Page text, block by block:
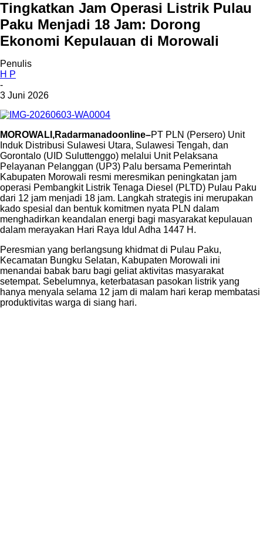
Tingkatkan Jam Operasi Listrik Pulau
Paku Menjadi 18 Jam: Dorong
Ekonomi Kepulauan di Morowali
Penulis
H P
-
3 Juni 2026
MOROWALI,Radarmanadoonline–PT PLN (Persero) Unit
Induk Distribusi Sulawesi Utara, Sulawesi Tengah, dan
Gorontalo (UID Suluttenggo) melalui Unit Pelaksana
Pelayanan Pelanggan (UP3) Palu bersama Pemerintah
Kabupaten Morowali resmi meresmikan peningkatan jam
operasi Pembangkit Listrik Tenaga Diesel (PLTD) Pulau Paku
dari 12 jam menjadi 18 jam. Langkah strategis ini merupakan
kado spesial dan bentuk komitmen nyata PLN dalam
menghadirkan keandalan energi bagi masyarakat kepulauan
dalam merayakan Hari Raya Idul Adha 1447 H.
Peresmian yang berlangsung khidmat di Pulau Paku,
Kecamatan Bungku Selatan, Kabupaten Morowali ini
menandai babak baru bagi geliat aktivitas masyarakat
setempat. Sebelumnya, keterbatasan pasokan listrik yang
hanya menyala selama 12 jam di malam hari kerap membatasi
produktivitas warga di siang hari.